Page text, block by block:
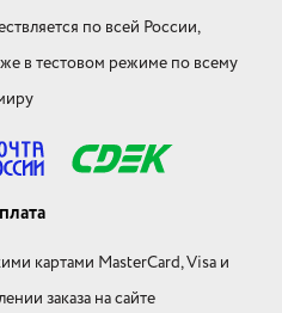
по всей России,
в тестовом режиме по всему
картами MasterCard, Visa и
заказа на сайте